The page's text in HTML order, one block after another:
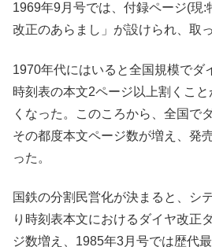
1969年9月号では、付録ページ(現:
改正のあらまし」が設けられ、取
1970年代にはいると全国規模でダ
時刻表の本文2ページ以上割くこ
くなった。このころから、全国で
その都度本文ページ数が増え、発
った。
国鉄の分割民営化が決まると、シ
り時刻表本文におけるダイヤ改正
ジ数増え、1985年3月号では歴代